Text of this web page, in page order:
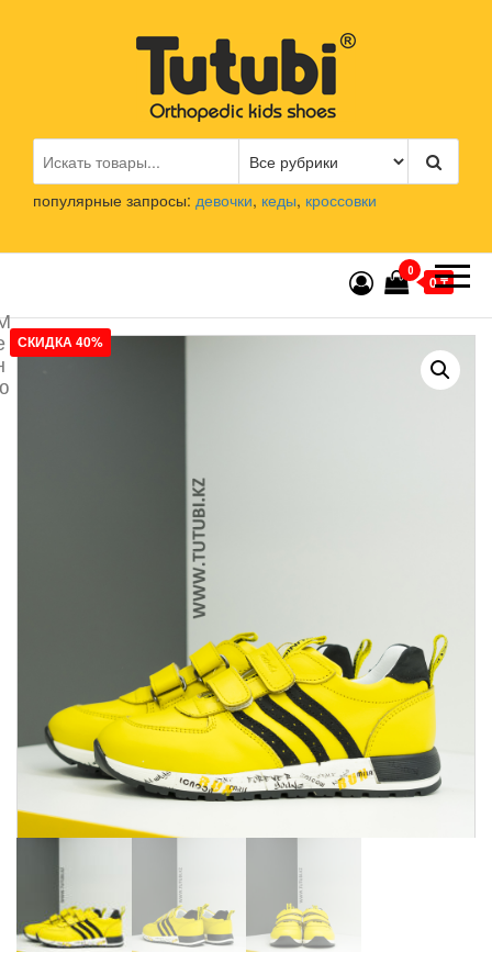
Tutubi.kz
Детская и подростковая
ортопедическая обувь
популярные запросы: девочки, кеды, кроссовки
0
0 ₸
СКИДКА 40%